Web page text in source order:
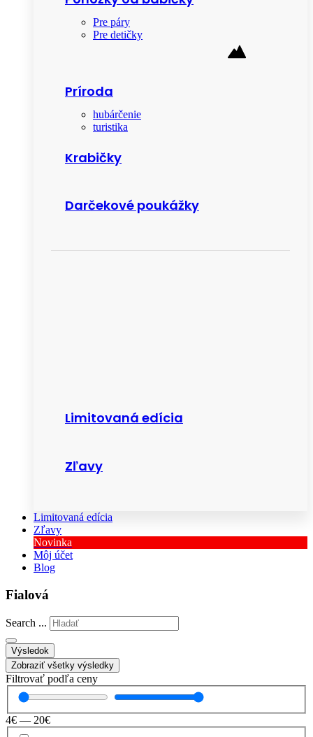
Pre páry
Pre detičky
Príroda
hubárčenie
turistika
Krabičky
Darčekové poukážky
Limitovaná edícia
Zľavy
Limitovaná edícia
Zľavy
Novinka
Môj účet
Blog
Fialová
Search ...
Výsledok
Zobraziť všetky výsledky
Filtrovať podľa ceny
4€ — 20€